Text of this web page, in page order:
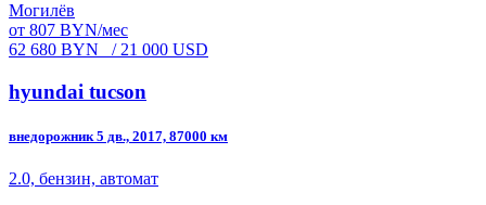
Могилёв
от 807 BYN/мес
62 680 BYN
/ 21 000 USD
hyundai tucson
внедорожник 5 дв., 2017, 87000 км
2.0, бензин, автомат